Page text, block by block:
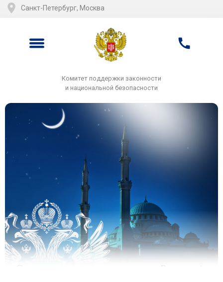
Санкт-Петербург, Москва
Комитет поддержки законности
и национальной безопасности